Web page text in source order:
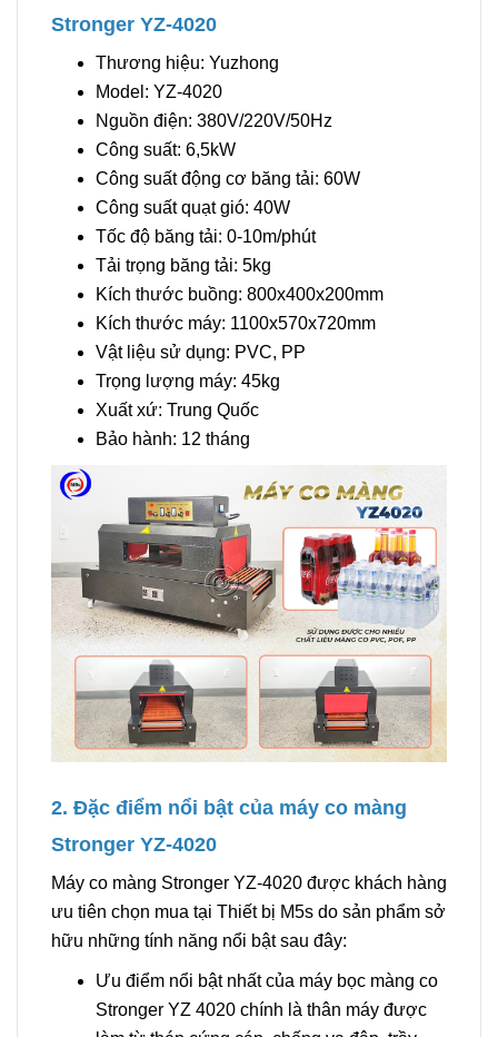
Stronger YZ-4020
Thương hiệu: Yuzhong
Model: YZ-4020
Nguồn điện: 380V/220V/50Hz
Công suất: 6,5kW
Công suất động cơ băng tải: 60W
Công suất quạt gió: 40W
Tốc độ băng tải: 0-10m/phút
Tải trọng băng tải: 5kg
Kích thước buồng: 800x400x200mm
Kích thước máy: 1100x570x720mm
Vật liệu sử dụng: PVC, PP
Trọng lượng máy: 45kg
Xuất xứ: Trung Quốc
Bảo hành: 12 tháng
2. Đặc điểm nổi bật của máy co màng
Stronger YZ-4020
Máy co màng Stronger YZ-4020 được khách hàng
ưu tiên chọn mua tại Thiết bị M5s do sản phẩm sở
hữu những tính năng nổi bật sau đây:
Ưu điểm nổi bật nhất của máy bọc màng co
Stronger YZ 4020 chính là thân máy được